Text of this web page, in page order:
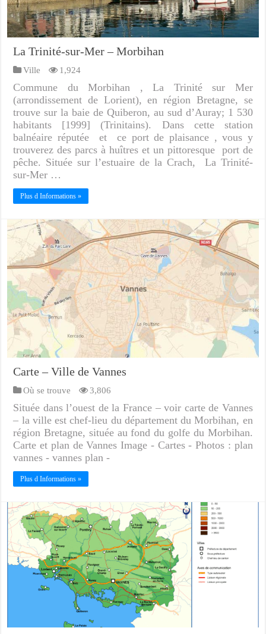
La Trinité-sur-Mer – Morbihan
Ville 1,924
Commune du Morbihan , La Trinité sur Mer
(arrondissement de Lorient), en région Bretagne, se
trouve sur la baie de Quiberon, au sud d’Auray; 1 530
habitants [1999] (Trinitains). Dans cette station
balnéaire réputée et ce port de plaisance , vous y
trouverez des parcs à huîtres et un pittoresque port de
pêche. Située sur l’estuaire de la Crach, La Trinité-
sur-Mer …
Plus d Informations »
Carte – Ville de Vannes
Où se trouve 3,806
Située dans l’ouest de la France – voir carte de Vannes
– la ville est chef-lieu du département du Morbihan, en
région Bretagne, située au fond du golfe du Morbihan.
Carte et plan de Vannes Image - Cartes - Photos : plan
vannes - vannes plan -
Plus d Informations »